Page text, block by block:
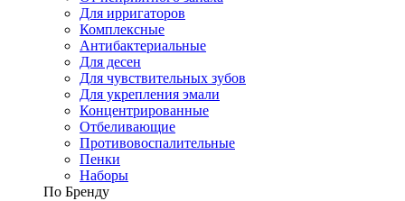
Для ирригаторов
Комплексные
Антибактериальные
Для десен
Для чувствительных зубов
Для укрепления эмали
Концентрированные
Отбеливающие
Противовоспалительные
Пенки
Наборы
По Бренду